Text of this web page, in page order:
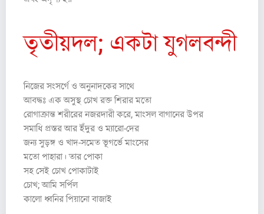
তৃতীয়দল; একটা যুগলবন্দী
নিজের সংসর্গে ও অনুনাদকের সাথে
আবদ্ধঃ এক অসুস্থ চোখ রক্ত শিরার মতো
রোগাক্রান্ত শরীরের নজরদারী করে, মাংসল বাগানের উপর
সমাধি প্রস্তর আর ইঁদুর ও ম্যারো-দের
জন্য সুড়ঙ্গ ও খাদ-সমেত ভূগর্ভে মাংসের
মতো পাহারা। তার পোকা
সহ সেই চোখ পোকাটাই
চোখ; আমি সর্পিল
কালো ধ্বনির পিয়ানো বাজাই